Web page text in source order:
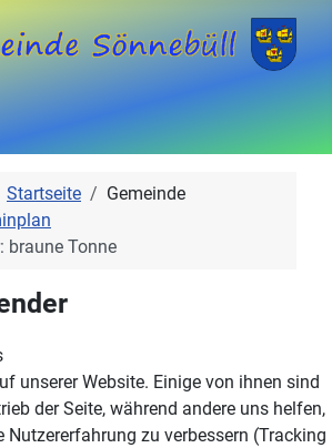
Startseite
Gemeinde
braune Tonne
unserer Website. Einige von ihnen sind
der Seite, während andere uns helfen,
Nutzererfahrung zu verbessern (Tracking